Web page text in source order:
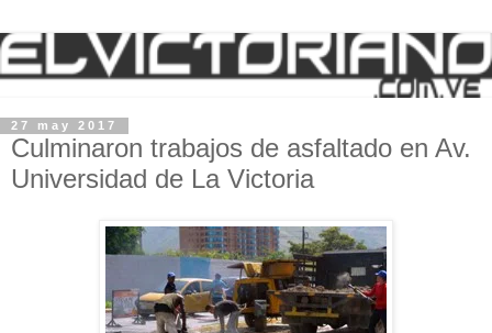
27 may 2017
Culminaron trabajos de asfaltado en Av.
Universidad de La Victoria